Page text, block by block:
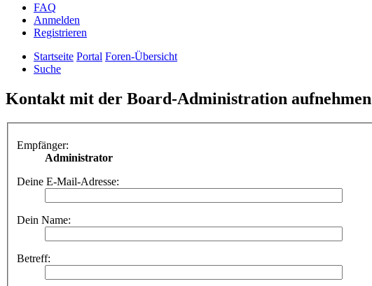
FAQ
Anmelden
Registrieren
Startseite Portal Foren-Übersicht
Suche
Kontakt mit der Board-Administration aufnehmen
Empfänger:
Administrator
Deine E-Mail-Adresse:
Dein Name:
Betreff: